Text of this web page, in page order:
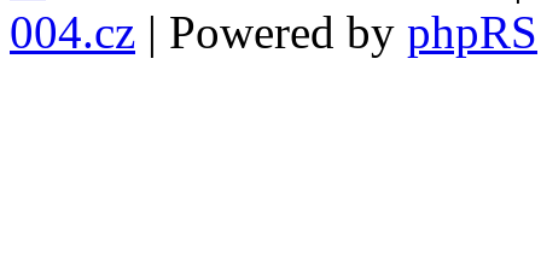
004.cz | Powered by phpRS